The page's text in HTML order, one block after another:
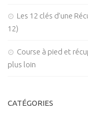
Les 12 clés d’une
12)
Course à pied et
plus loin
CATÉGORIES